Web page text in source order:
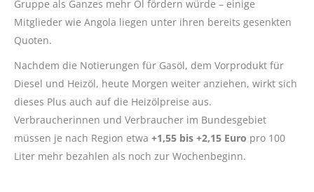
Gruppe als Ganzes mehr Öl fördern würde – einige
Mitglieder wie Angola liegen unter ihren bereits gesenkten
Quoten.
Nachdem die Notierungen für Gasöl, dem Vorprodukt für
Diesel und Heizöl, heute Morgen weiter anziehen, wirkt sich
dieses Plus auch auf die Heizölpreise aus.
Verbraucherinnen und Verbraucher im Bundesgebiet
müssen je nach Region etwa +1,55 bis +2,15 Euro pro 100
Liter mehr bezahlen als noch zur Wochenbeginn.